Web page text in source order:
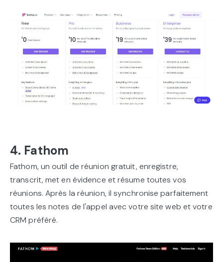
4. Fathom
Fathom, un outil de réunion gratuit, enregistre,
transcrit, met en évidence et résume toutes vos
réunions. Après la réunion, il synchronise parfaitement
toutes les notes de l'appel avec votre site web et votre
CRM préféré.